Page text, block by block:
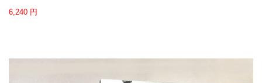
6,240 円